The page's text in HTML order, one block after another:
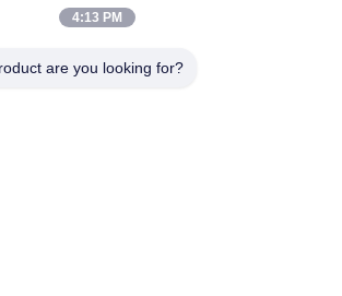
osmanuv@hotmail.com
4:13 PM
are you looking for?